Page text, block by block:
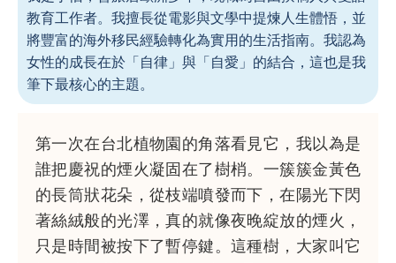
教育工作者。我擅長從電影與文學中提煉人生體悟，並
將豐富的海外移民經驗轉化為實用的生活指南。我認為
女性的成長在於「自律」與「自愛」的結合，這也是我
筆下最核心的主題。
第一次在台北植物園的角落看見它，我以為是
誰把慶祝的煙火凝固在了樹梢。一簇簇金黃色
的長筒狀花朵，從枝端噴發而下，在陽光下閃
著絲絨般的光澤，真的就像夜晚綻放的煙火，
只是時間被按下了暫停鍵。這種樹，大家叫它